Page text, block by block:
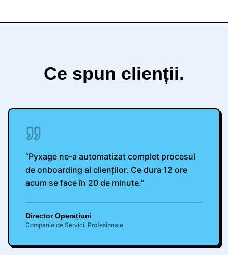
Ce spun clienții.
“Pyxage ne-a automatizat complet procesul
de onboarding al clienților. Ce dura 12 ore
acum se face în 20 de minute.”
Director Operațiuni
Companie de Servicii Profesionale